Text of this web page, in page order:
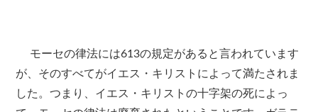
モーセの律法には613の規定があると言われています
が、そのすべてがイエス・キリストによって満たされま
した。つまり、イエス・キリストの十字架の死によっ